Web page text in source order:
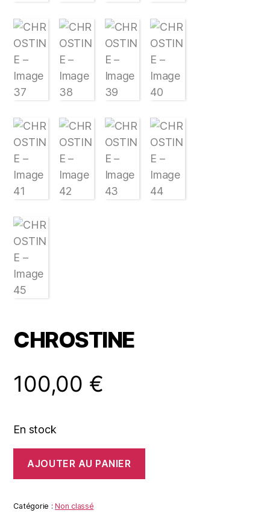
CHROSTINE
100,00 €
En stock
CHROSTINE
AJOUTER AU PANIER
Catégorie :Non classé